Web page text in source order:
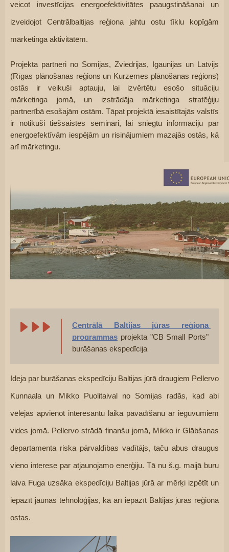
veicot investīcijas energoefektivitātes paaugstināšanai un
izveidojot Centrālbaltijas reģiona jahtu ostu tīklu kopīgām
mārketinga aktivitātēm.
Projekta partneri no Somijas, Zviedrijas, Igaunijas un Latvijs
(Rīgas plānošanas reģions un Kurzemes plānošanas reģions)
ostās ir veikuši aptauju, lai izvērtētu esošo situāciju
mārketinga jomā, un izstrādāja mārketinga stratēģiju
partnerībā esošajām ostām. Tāpat projektā iesaistītajās valstīs
ir notikuši tiešsaistes semināri, lai sniegtu informāciju par
energoefektīvām iespējām un risinājumiem mazajās ostās, kā
arī mārketingu.
Centrālā Baltijas jūras reģiona
programmas projekta "CB Small Ports"
burāšanas ekspedīcija
Ideja par burāšanas ekspedīciju Baltijas jūrā draugiem Pellervo
Kunnaala un Mikko Puolitaival no Somijas radās, kad abi
vēlējās apvienot interesantu laika pavadīšanu ar ieguvumiem
vides jomā. Pellervo strādā finanšu jomā, Mikko ir Glābšanas
departamenta riska pārvaldības vadītājs, taču abus draugus
vieno interese par atjaunojamo enerģiju. Tā nu š.g. maijā buru
laiva Fuga uzsāka ekspedīciju Baltijas jūrā ar mērķi izpētīt un
iepazīt jaunas tehnoloģijas, kā arī iepazīt Baltijas jūras reģiona
ostas.